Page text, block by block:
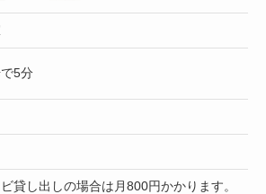
5分
貸し出しの場合は月800円かかります。